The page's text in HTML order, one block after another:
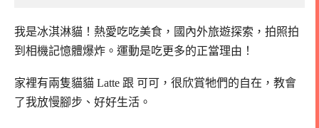
我是冰淇淋貓！ 熱愛吃吃美食，國內外旅遊探索，拍照拍
到相機記憶體爆炸。 運動是吃更多的正當理由！
家裡有兩隻貓貓 Latte 跟 可可， 很欣賞牠們的自在，教會
了我放慢腳步、好好生活。